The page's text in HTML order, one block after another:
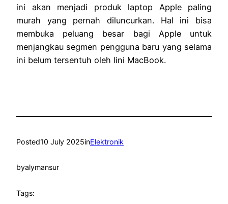
ini akan menjadi produk laptop Apple paling
murah yang pernah diluncurkan. Hal ini bisa
membuka peluang besar bagi Apple untuk
menjangkau segmen pengguna baru yang selama
ini belum tersentuh oleh lini MacBook.
Posted10 July 2025inElektronik
byalymansur
Tags: